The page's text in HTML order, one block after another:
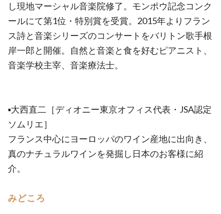
し現地マーシャル音楽院修了。モンポウ記念コンク
ールにて第1位・特別賞を受賞。2015年よりフラン
ス詩と音楽シリーズのコンサートをバリトン歌手根
岸一郎と開催。自然と音楽と食を好むピアニスト、
音楽学校主宰、音楽療法士。
▪️大西直二［ディオニー東京オフィス代表・JSA認定
ソムリエ］
フランス中心にヨーロッパのワイン産地に出向き、
真のナチュラルワインを発掘し日本のお客様に紹
介。
みどころ